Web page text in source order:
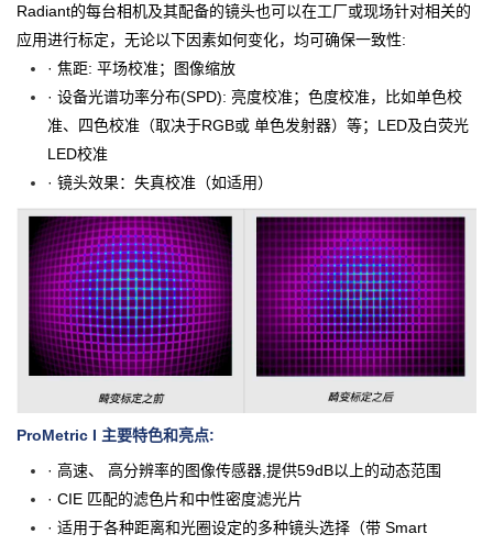
Radiant的每台相机及其配备的镜头也可以在工厂或现场针对相关的
应用进行标定，无论以下因素如何变化，均可确保一致性:
· 焦距: 平场校准；图像缩放
· 设备光谱功率分布(SPD): 亮度校准；色度校准，比如单色校
准、四色校准（取决于RGB或 单色发射器）等；LED及白荧光
LED校准
· 镜头效果：失真校准（如适用）
ProMetric I 主要特色和亮点:
· 高速、 高分辨率的图像传感器,提供59dB以上的动态范围
· CIE 匹配的滤色片和中性密度滤光片
· 适用于各种距离和光圈设定的多种镜头选择（带 Smart